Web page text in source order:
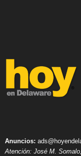
Anuncios:
Atención: José M.